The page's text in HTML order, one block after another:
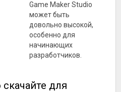
Game Maker Studio
может быть
довольно высокой,
особенно для
начинающих
разработчиков.
скачайте для